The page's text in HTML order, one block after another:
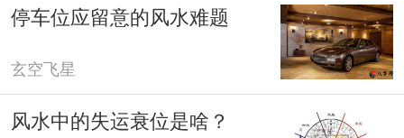
停车位应留意的风水难题
玄空飞星
风水中的失运衰位是啥？